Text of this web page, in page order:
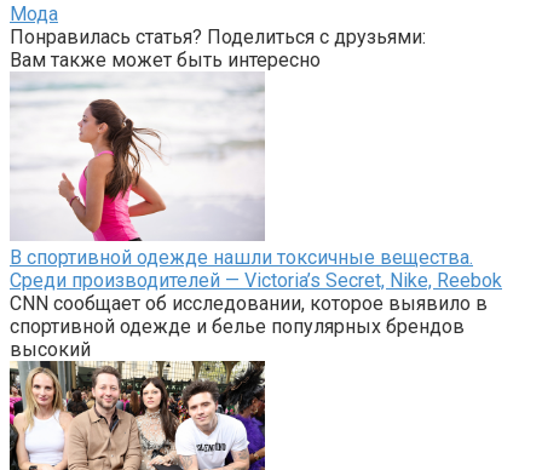
Мода
Понравилась статья? Поделиться с друзьями:
Вам также может быть интересно
В спортивной одежде нашли токсичные вещества.
Среди производителей — Victoria’s Secret, Nike, Reebok
CNN сообщает об исследовании, которое выявило в
спортивной одежде и белье популярных брендов
высокий